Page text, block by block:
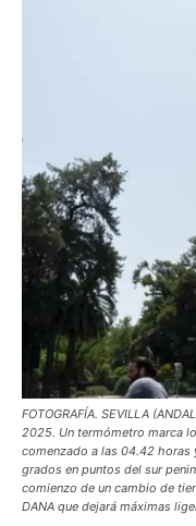
FOTOGRAFÍA. SEVILLA
2025. Un termómetro marca
comenzado a las 04.42 horas
grados en puntos del sur
comienzo de un cambio de
DANA que dejará máximas